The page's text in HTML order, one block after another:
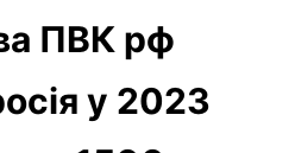
ПВК рф
у 2023